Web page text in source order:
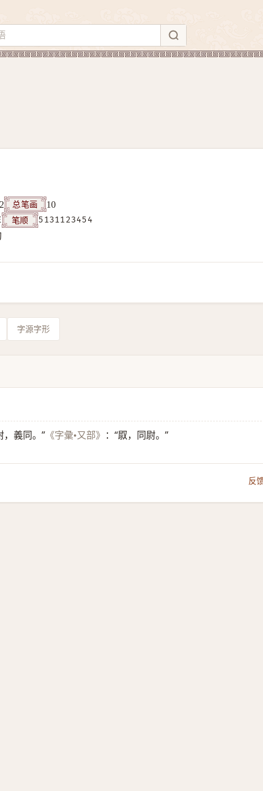
2 总笔画
10
笔顺
5131123454
字源字形
，義同。” 《字彙•又部》 ：“叞，同尉。”
反